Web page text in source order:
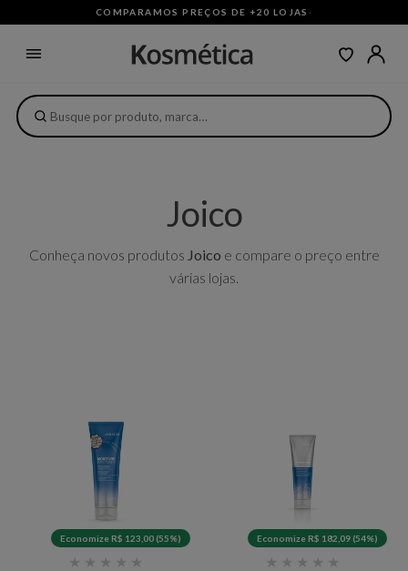
COMPARAMOS PREÇOS DE +20 LOJAS ·
Joico
Conheça novos produtos Joico e compare o preço entre
várias lojas.
Economize R$ 123,00 (55%)
★ ★ ★ ★ ★
Economize R$ 182,09 (54%)
★ ★ ★ ★ ★